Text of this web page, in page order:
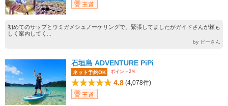
王道
初めてのサップとウミガメシュノーケリングで、緊張してましたがガイドさんが頼も
しく案内してく...
by ビーさん
石垣島 ADVENTURE PiPi
ネット予約OK ポイント2％
4.8 (4,078件)
王道